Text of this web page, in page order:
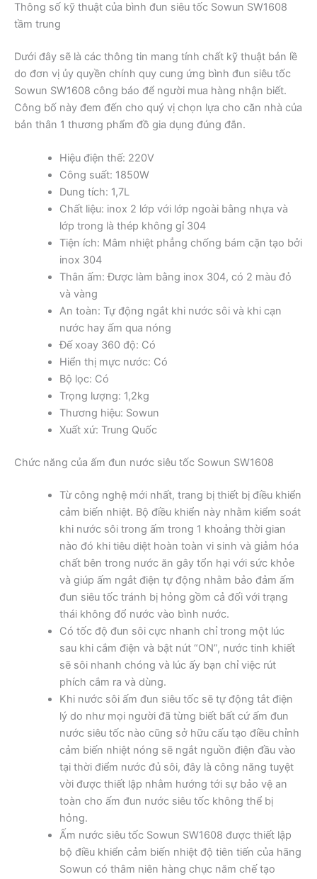
Thông số kỹ thuật của bình đun siêu tốc Sowun SW1608
tầm trung
Dưới đây sẽ là các thông tin mang tính chất kỹ thuật bản lề
do đơn vị ủy quyền chính quy cung ứng bình đun siêu tốc
Sowun SW1608 công báo để người mua hàng nhận biết.
Công bố này đem đến cho quý vị chọn lựa cho căn nhà của
bản thân 1 thương phẩm đồ gia dụng đúng đắn.
Hiệu điện thế: 220V
Công suất: 1850W
Dung tích: 1,7L
Chất liệu: inox 2 lớp với lớp ngoài bằng nhựa và
lớp trong là thép không gỉ 304
Tiện ích: Mâm nhiệt phẳng chống bám cặn tạo bởi
inox 304
Thân ấm: Được làm bằng inox 304, có 2 màu đỏ
và vàng
An toàn: Tự động ngắt khi nước sôi và khi cạn
nước hay ấm qua nóng
Đế xoay 360 độ: Có
Hiển thị mực nước: Có
Bộ lọc: Có
Trọng lượng: 1,2kg
Thương hiệu: Sowun
Xuất xứ: Trung Quốc
Chức năng của ấm đun nước siêu tốc Sowun SW1608
Từ công nghệ mới nhất, trang bị thiết bị điều khiển
cảm biến nhiệt. Bộ điều khiển này nhằm kiểm soát
khi nước sôi trong ấm trong 1 khoảng thời gian
nào đó khi tiêu diệt hoàn toàn vi sinh và giảm hóa
chất bên trong nước ăn gây tổn hại với sức khỏe
và giúp ấm ngắt điện tự động nhằm bảo đảm ấm
đun siêu tốc tránh bị hỏng gồm cả đối với trạng
thái không đổ nước vào bình nước.
Có tốc độ đun sôi cực nhanh chỉ trong một lúc
sau khi cắm điện và bật nút “ON”, nước tinh khiết
sẽ sôi nhanh chóng và lúc ấy bạn chỉ việc rút
phích cắm ra và dùng.
Khi nước sôi ấm đun siêu tốc sẽ tự động tắt điện
lý do như mọi người đã từng biết bất cứ ấm đun
nước siêu tốc nào cũng sở hữu cấu tạo điều chỉnh
cảm biến nhiệt nóng sẽ ngắt nguồn điện đầu vào
tại thời điểm nước đủ sôi, đây là công năng tuyệt
vời được thiết lập nhằm hướng tới sự bảo vệ an
toàn cho ấm đun nước siêu tốc không thể bị
hỏng.
Ấm nước siêu tốc Sowun SW1608 được thiết lập
bộ điều khiển cảm biến nhiệt độ tiên tiến của hãng
Sowun có thâm niên hàng chục năm chế tạo